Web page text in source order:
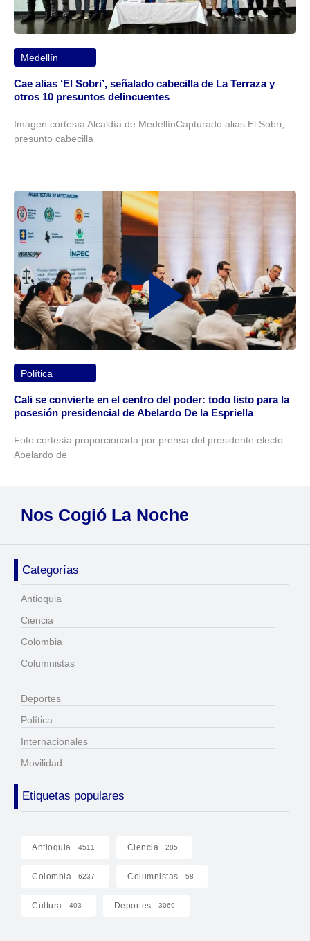
Medellín
Cae alias ‘El Sobri’, señalado cabecilla de La Terraza y
otros 10 presuntos delincuentes
Imagen cortesía Alcaldía de MedellínCapturado alias El Sobri,
presunto cabecilla
Política
Cali se convierte en el centro del poder: todo listo para la
posesión presidencial de Abelardo De la Espriella
Foto cortesía proporcionada por prensa del presidente electo
Abelardo de
Nos Cogió La Noche
Categorías
Antioquia
Ciencia
Colombia
Columnistas
Deportes
Política
Internacionales
Movilidad
Etiquetas populares
Antioquia 4511 Ciencia 285
Colombia 6237 Columnistas 58
Cultura 403 Deportes 3069